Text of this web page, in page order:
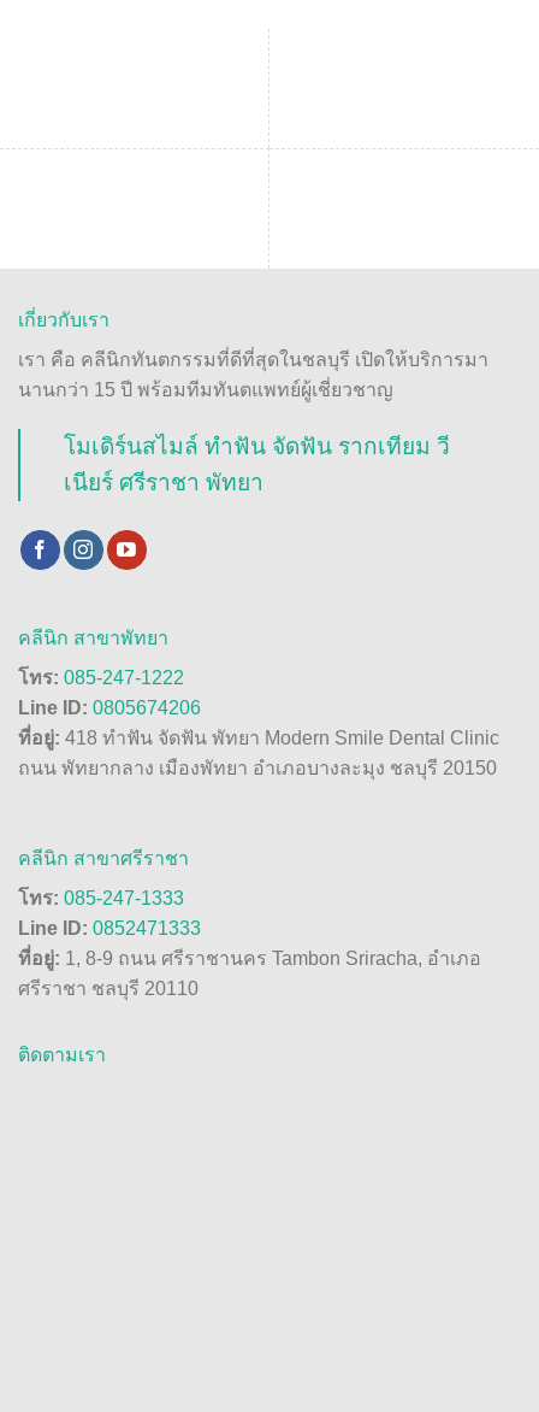
เกี่ยวกับเรา
เรา คือ คลีนิกทันตกรรมที่ดีที่สุดในชลบุรี เปิดให้บริการมา
นานกว่า 15 ปี พร้อมทีมทันตแพทย์ผู้เชี่ยวชาญ
โมเดิร์นสไมล์ ทำฟัน จัดฟัน รากเทียม วี
เนียร์ ศรีราชา พัทยา
คลีนิก สาขาพัทยา
โทร: 085-247-1222
Line ID: 0805674206
ที่อยู่: 418 ทำฟัน จัดฟัน พัทยา Modern Smile Dental Clinic
ถนน พัทยากลาง เมืองพัทยา อำเภอบางละมุง ชลบุรี 20150
คลีนิก สาขาศรีราชา
โทร: 085-247-1333
Line ID: 0852471333
ที่อยู่: 1, 8-9 ถนน ศรีราชานคร Tambon Sriracha, อำเภอ
ศรีราชา ชลบุรี 20110
ติดตามเรา